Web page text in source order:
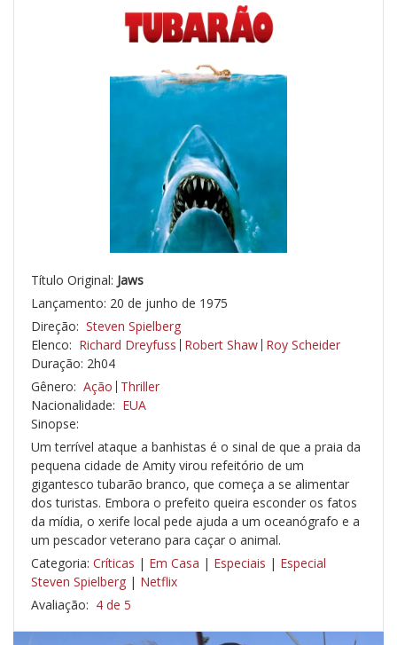
Título Original: Jaws
Lançamento: 20 de junho de 1975
Direção: Steven Spielberg
Elenco: Richard Dreyfuss Robert Shaw Roy Scheider
Duração: 2h04
Gênero: Ação Thriller
Nacionalidade: EUA
Sinopse:
Um terrível ataque a banhistas é o sinal de que a praia da
pequena cidade de Amity virou refeitório de um
gigantesco tubarão branco, que começa a se alimentar
dos turistas. Embora o prefeito queira esconder os fatos
da mídia, o xerife local pede ajuda a um oceanógrafo e a
um pescador veterano para caçar o animal.
Categoria: Críticas | Em Casa | Especiais | Especial
Steven Spielberg | Netflix
Avaliação: 4 de 5